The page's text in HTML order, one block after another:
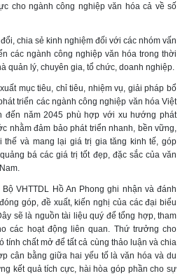
cho ngành công nghiệp văn hóa cả về số
chia sẻ kinh nghiệm đối với các nhóm vấn
các ngành công nghiệp văn hóa trong thời
quản lý, chuyên gia, tổ chức, doanh nghiệp.
mục tiêu, chỉ tiêu, nhiệm vụ, giải pháp bổ
triển các ngành công nghiệp văn hóa Việt
đến năm 2045 phù hợp với xu hướng phát
nhằm đảm bảo phát triển nhanh, bền vững,
và mang lại giá trị gia tăng kinh tế, góp
bá các giá trị tốt đẹp, đặc sắc của văn
VHTTDL Hồ An Phong ghi nhận và đánh
góp, đề xuất, kiến nghị của các đại biểu
sẽ là nguồn tài liệu quý để tổng hợp, tham
các hoạt động liên quan. Thứ trưởng cho
tính chất mở để tất cả cùng thảo luận và chia
cân bằng giữa hai yếu tố là văn hóa và du
kết quả tích cực, hài hòa góp phần cho sự